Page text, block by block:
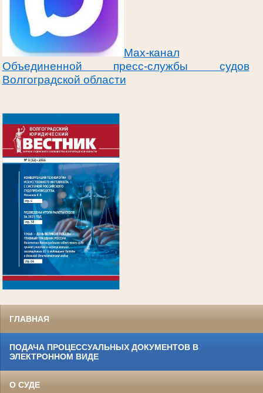
Max-канал
Объединенной пресс-службы судов
Волгоградской области
ГЛАВНАЯ
ПОДАЧА ПРОЦЕССУАЛЬНЫХ ДОКУМЕНТОВ В
ЭЛЕКТРОННОМ ВИДЕ
О СУДЕ